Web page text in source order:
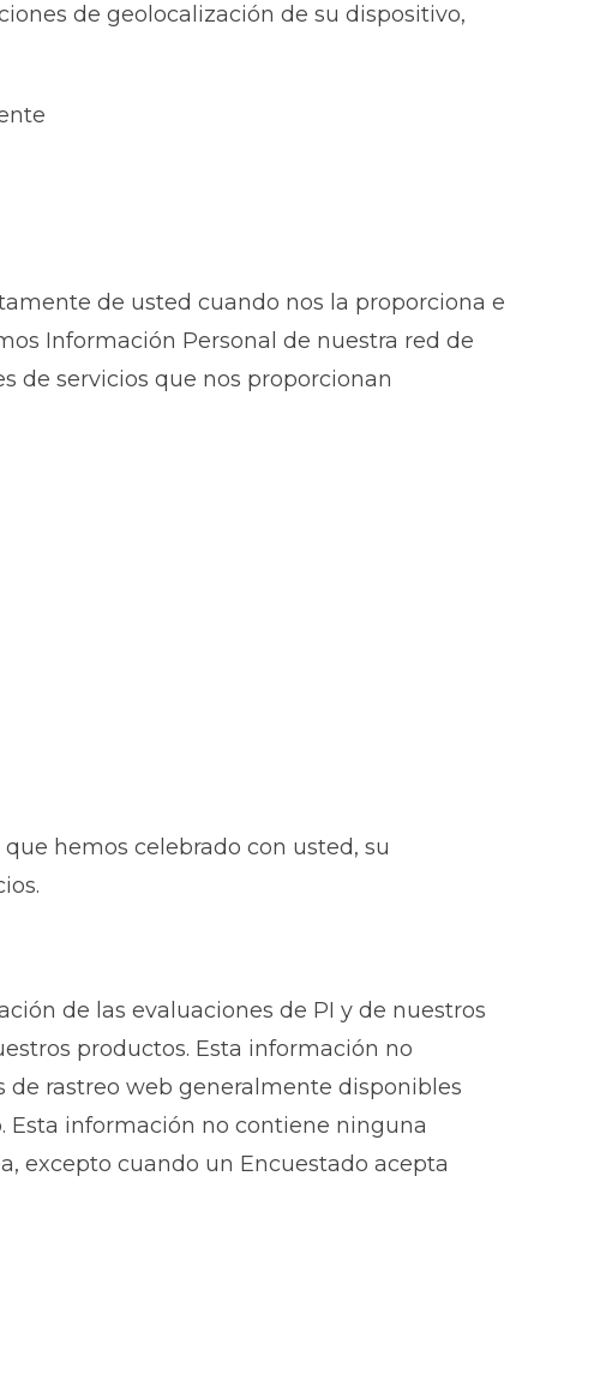
de geolocalización de su dispositivo,
de usted cuando nos la proporciona e
Información Personal de nuestra red de
de servicios que nos proporcionan
hemos celebrado con usted, su
de las evaluaciones de PI y de nuestros
productos. Esta información no
rastreo web generalmente disponibles
Esta información no contiene ninguna
excepto cuando un Encuestado acepta